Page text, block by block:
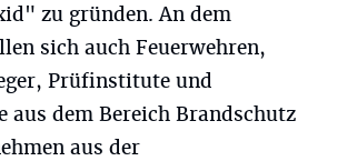
zu gründen. An dem
sich auch Feuerwehren,
Prüfinstitute und
aus dem Bereich Brandschutz
aus der